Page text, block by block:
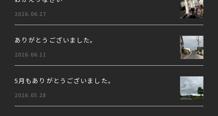
2026.06.27
ありがとうございました。
2026.06.11
5月もありがとうございました。
2026.05.28